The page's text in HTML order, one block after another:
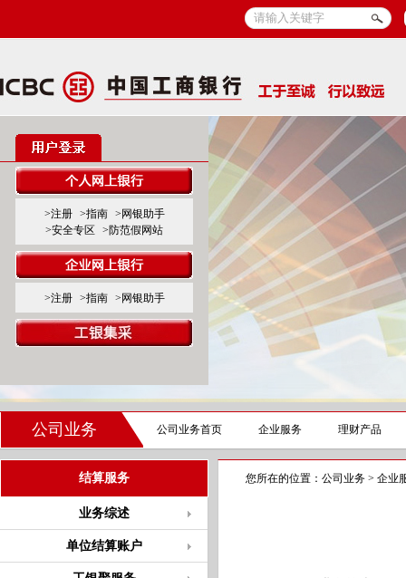
>注册 >指南
>网银助手
>安全专区
>防范假网站
>注册 >指南 >网银助手
公司业务 公司业务首页 企业服务 理财产品
结算服务
业务综述
单位结算账户
您所在的位置： 公司业务 > 企业